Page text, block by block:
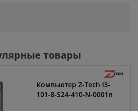
товары
Компьютер Z-Tech I3-
101-8-S24-410-N-0001n